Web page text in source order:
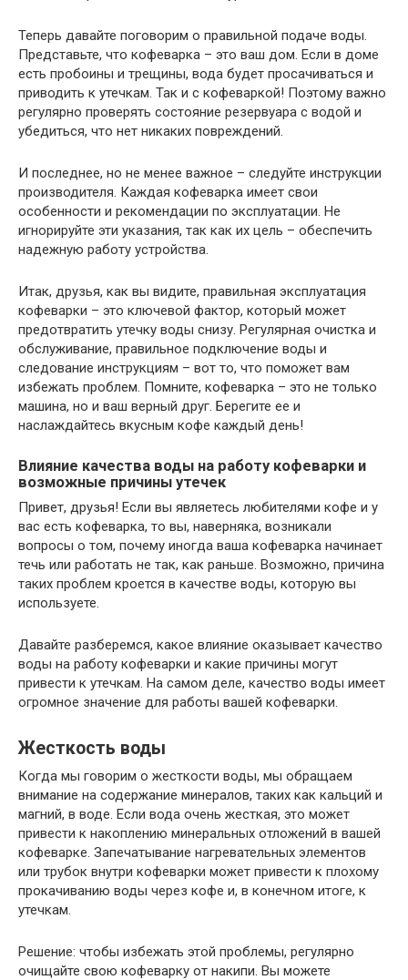
Теперь давайте поговорим о правильной подаче воды.
Представьте, что кофеварка – это ваш дом. Если в доме
есть пробоины и трещины, вода будет просачиваться и
приводить к утечкам. Так и с кофеваркой! Поэтому важно
регулярно проверять состояние резервуара с водой и
убедиться, что нет никаких повреждений.
И последнее, но не менее важное – следуйте инструкции
производителя. Каждая кофеварка имеет свои
особенности и рекомендации по эксплуатации. Не
игнорируйте эти указания, так как их цель – обеспечить
надежную работу устройства.
Итак, друзья, как вы видите, правильная эксплуатация
кофеварки – это ключевой фактор, который может
предотвратить утечку воды снизу. Регулярная очистка и
обслуживание, правильное подключение воды и
следование инструкциям – вот то, что поможет вам
избежать проблем. Помните, кофеварка – это не только
машина, но и ваш верный друг. Берегите ее и
наслаждайтесь вкусным кофе каждый день!
Влияние качества воды на работу кофеварки и
возможные причины утечек
Привет, друзья! Если вы являетесь любителями кофе и у
вас есть кофеварка, то вы, наверняка, возникали
вопросы о том, почему иногда ваша кофеварка начинает
течь или работать не так, как раньше. Возможно, причина
таких проблем кроется в качестве воды, которую вы
используете.
Давайте разберемся, какое влияние оказывает качество
воды на работу кофеварки и какие причины могут
привести к утечкам. На самом деле, качество воды имеет
огромное значение для работы вашей кофеварки.
Жесткость воды
Когда мы говорим о жесткости воды, мы обращаем
внимание на содержание минералов, таких как кальций и
магний, в воде. Если вода очень жесткая, это может
привести к накоплению минеральных отложений в вашей
кофеварке. Запечатывание нагревательных элементов
или трубок внутри кофеварки может привести к плохому
прокачиванию воды через кофе и, в конечном итоге, к
утечкам.
Решение: чтобы избежать этой проблемы, регулярно
очищайте свою кофеварку от накипи. Вы можете